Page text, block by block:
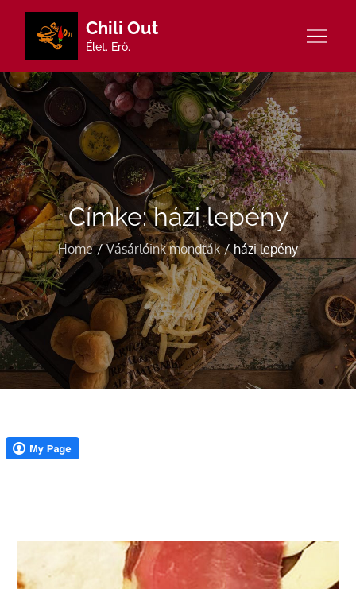
Chili Out
Élet. Erő.
Címke:házi lepény
Home Vásárlóink mondták házi lepény